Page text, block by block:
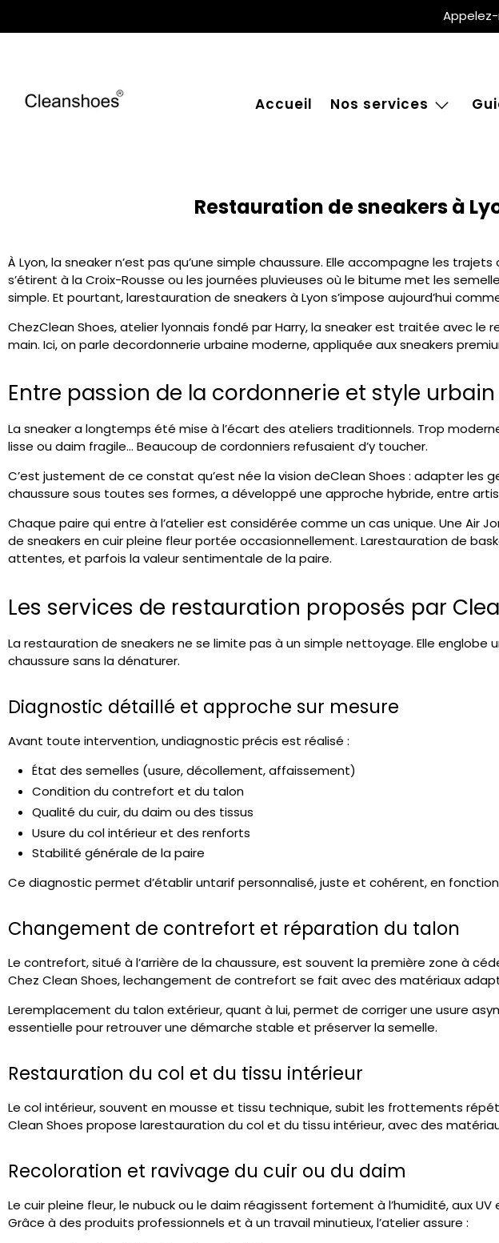
Appelez-
Accueil Nos services
Restauration de sneakers à
À Lyon, la sneaker n’est pas qu’une simple chaussure. Elle accompagne les
s’étirent à la Croix-Rousse ou les journées pluvieuses où le bitume met les
simple. Et pourtant, larestauration de sneakers à Lyons’impose aujourd’hui
ChezClean Shoes, atelier lyonnais fondé par Harry, la sneaker est traitée avec le
main. Ici, on parle decordonnerie urbaine moderne, appliquée aux sneakers
Entre passion de la cordonnerie et style urbain
La sneaker a longtemps été mise à l’écart des ateliers traditionnels. Trop
lisse ou daim fragile… Beaucoup de cordonniers refusaient d’y toucher.
C’est justement de ce constat qu’est née la vision deClean Shoes : adapter les
chaussure sous toutes ses formes, a développé une approche hybride, entre
Chaque paire qui entre à l’atelier est considérée comme un cas unique. Une Air
de sneakers en cuir pleine fleur portée occasionnellement. Larestauration de
attentes, et parfois la valeur sentimentale de la paire.
Les services de restauration proposés par
La restauration de sneakers ne se limite pas à un simple nettoyage. Elle
chaussure sans la dénaturer.
Diagnostic détaillé et approche sur mesure
Avant toute intervention, undiagnostic précis est réalisé :
État des semelles (usure, décollement, affaissement)
Condition du contrefort et du talon
Qualité du cuir, du daim ou des tissus
Usure du col intérieur et des renforts
Stabilité générale de la paire
Ce diagnostic permet d’établir untarif personnalisé, juste et cohérent, en
Changement de contrefort et réparation du talon
Le contrefort, situé à l’arrière de la chaussure, est souvent la première zone à
Chez Clean Shoes, lechangement de contrefort se fait avec des matériaux
Leremplacement du talon extérieur, quant à lui, permet de corriger une usure
essentielle pour retrouver une démarche stable et préserver la semelle.
Restauration du col et du tissu intérieur
Le col intérieur, souvent en mousse et tissu technique, subit les frottements
Clean Shoes propose larestauration du col et du tissu intérieur, avec des
Recoloration et ravivage du cuir ou du daim
Le cuir pleine fleur, le nubuck ou le daim réagissent fortement à l’humidité, aux
Grâce à des produits professionnels et à un travail minutieux, l’atelier assure :